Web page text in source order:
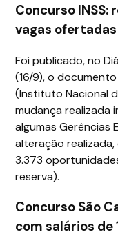
Concurso
vagas ofertadas
Foi publicado, no
(16/9), o
(Instituto Nacional
mudança realizada
algumas Gerências
alteração
3.373
reserva).
Concurso São
com salários de